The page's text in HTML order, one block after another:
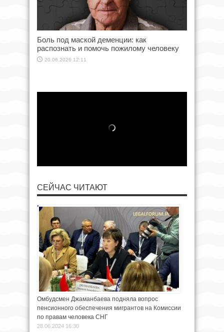
Боль под маской деменции: как
распознать и помочь пожилому человеку
20.06.2026 12:11
СЕЙЧАС ЧИТАЮТ
Омбудсмен Джаманбаева подняла вопрос
пенсионного обеспечения мигрантов на Комиссии
по правам человека СНГ
28.06.2024 16:30